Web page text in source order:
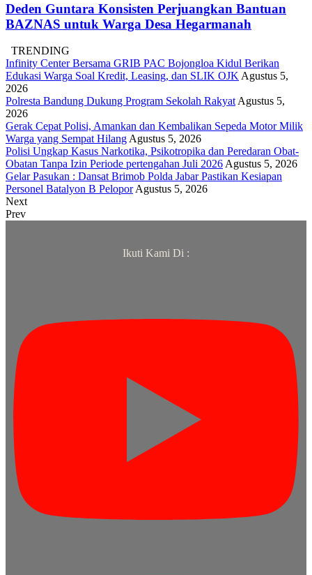
Deden Guntara Konsisten Perjuangkan Bantuan
BAZNAS untuk Warga Desa Hegarmanah
TRENDING
Infinity Center Bersama GRIB PAC Bojongloa Kidul Berikan
Edukasi Warga Soal Kredit, Leasing, dan SLIK OJK Agustus 5,
2026
Polresta Bandung Dukung Program Sekolah Rakyat Agustus 5,
2026
Gerak Cepat Polisi, Amankan dan Kembalikan Sepeda Motor Milik
Warga yang Sempat Hilang Agustus 5, 2026
Polisi Ungkap Kasus Narkotika, Psikotropika dan Peredaran Obat-
Obatan Tanpa Izin Periode pertengahan Juli 2026 Agustus 5, 2026
Gelar Pasukan : Dansat Brimob Polda Jabar Pastikan Kesiapan
Personel Batalyon B Pelopor Agustus 5, 2026
Next
Prev
Ikuti Kami Di :